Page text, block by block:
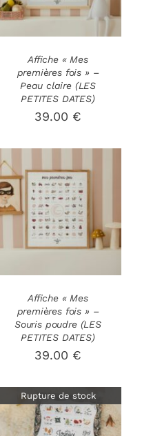
Affiche « Mes
premières fois » –
Peau claire (LES
PETITES DATES)
39.00 €
AJOUTER AU
PANIER
/
DÉTAILS
Affiche « Mes
premières fois » –
Souris poudre (LES
PETITES DATES)
39.00 €
Rupture de stock